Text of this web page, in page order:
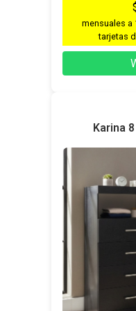
mensuales a
tarjetas
Karina